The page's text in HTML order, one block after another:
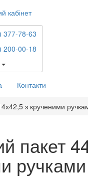
кабінет
377-78-63
200-00-18
Контакти
з крученими
пакет
ручками